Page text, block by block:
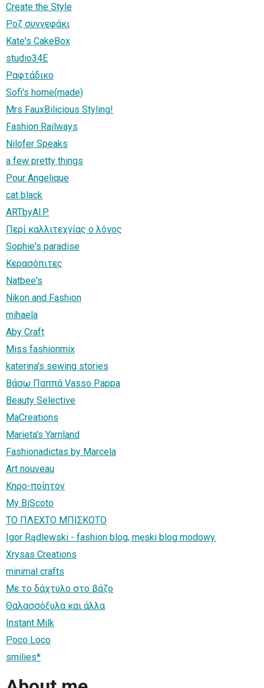
Create the Style
Ρoζ συννεφάκι
Kate's CakeBox
studio34E
Ραφτάδικο
Sofi's home(made)
Mrs FauxBilicious Styling!
Fashion Railways
Nilofer Speaks
a few pretty things
Pour Angelique
cat black
ARTbyAl.P.
Περί καλλιτεχνίας ο λόγος
Sophie's paradise
Κερασόπιτες
Natbee's
Nikon and Fashion
mihaela
Aby Craft
Miss fashionmix
katerina's sewing stories
Βάσω Παππά Vasso Pappa
Beauty Selective
MaCreations
Marieta's Yarnland
Fashionadictas by Marcela
Art nouveau
Κηρο-ποίητον
My BiScoto
ΤΟ ΠΛΕΧΤΟ ΜΠΙΣΚΟΤΟ
Igor Rądlewski - fashion blog, męski blog modowy.
Xrysas Creations
minimal crafts
Με το δάχτυλο στο βάζο
Θαλασσόξυλα και άλλα
Instant Milk
Poco Loco
smilies*